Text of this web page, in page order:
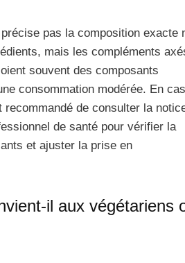
pas la composition exacte
mais les compléments
souvent des composants
consommation modérée. En cas
de consulter la
de santé pour vérifier la
et ajuster la prise en
il aux végétariens